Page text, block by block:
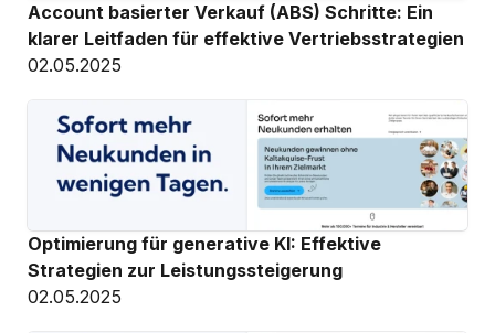
Account basierter Verkauf (ABS) Schritte: Ein
klarer Leitfaden für effektive Vertriebsstrategien
02.05.2025
Optimierung für generative KI: Effektive
Strategien zur Leistungssteigerung
02.05.2025